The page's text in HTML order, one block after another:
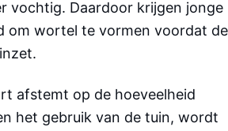
vochtig. Daardoor krijgen jonge
om wortel te vormen voordat de
afstemt op de hoeveelheid
het gebruik van de tuin, wordt